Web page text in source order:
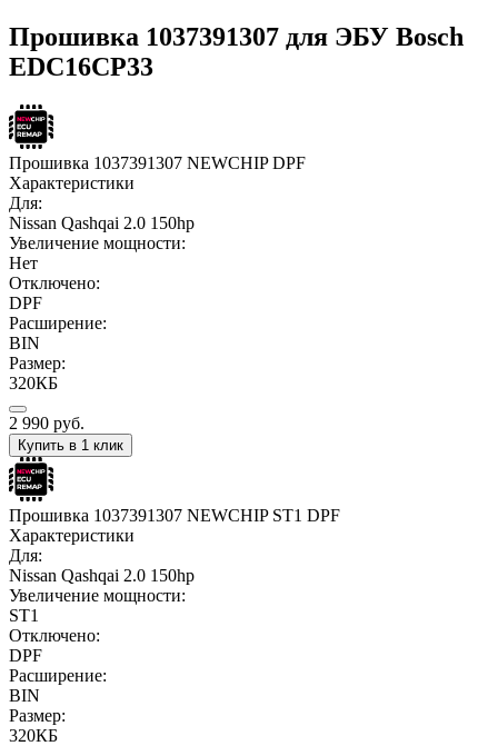
Прошивка 1037391307 для ЭБУ Bosch
EDC16CP33
Прошивка 1037391307 NEWCHIP DPF
Характеристики
Для:
Nissan Qashqai 2.0 150hp
Увеличение мощности:
Нет
Отключено:
DPF
Расширение:
BIN
Размер:
320КБ
2 990 руб.
Купить в 1 клик
Прошивка 1037391307 NEWCHIP ST1 DPF
Характеристики
Для:
Nissan Qashqai 2.0 150hp
Увеличение мощности:
ST1
Отключено:
DPF
Расширение:
BIN
Размер:
320КБ